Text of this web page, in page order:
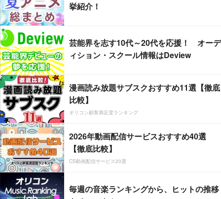
挙紹介！
芸能界を志す10代～20代を応援！ オーデ
ィション・スクール情報はDeview
漫画読み放題サブスクおすすめ11選【徹底
比較】
オリコン顧客満足度ランキング
2026年動画配信サービスおすすめ40選
【徹底比較】
CS動画配信サービス20選
毎週の音楽ランキングから、ヒットの推移